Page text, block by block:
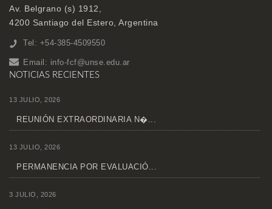
Av. Belgrano (s) 1912,
4200 Santiago del Estero, Argentina
Tel: +54-385-4509550
Email: info-fcf@unse.edu.ar
NOTICIAS RECIENTES
13 JULIO, 2026
REUNIÓN EXTRAORDINARIA N�...
13 JULIO, 2026
PERMANENCIA POR EVALUACIÓ...
3 JULIO, 2026